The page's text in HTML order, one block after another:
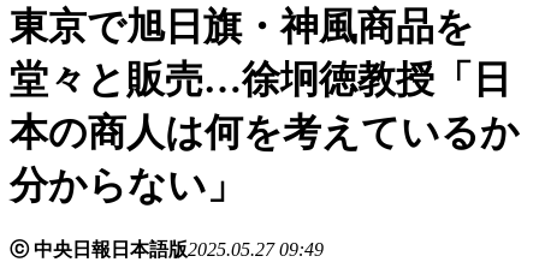
東京で旭日旗・神風商品を
堂々と販売…徐坰徳教授「日
本の商人は何を考えているか
分からない」
ⓒ 中央日報日本語版2025.05.27 09:49